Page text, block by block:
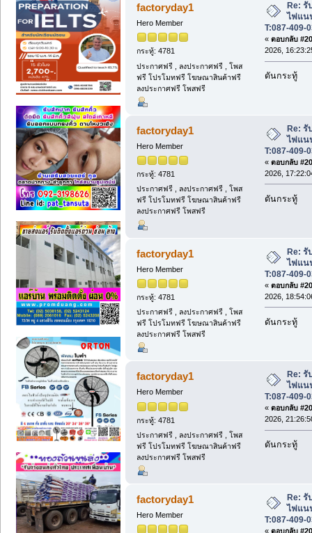
factoryday1
Hero Member
กระทู้: 4781
ประกาศฟรี , ลงประกาศฟรี , โพส
ฟรี โปรโมทฟรี โฆษณาสินค้าฟรี
ลงประกาศฟรี โพสฟรี
Re: รั
ไฟแน
T:087-409-
« ตอบกลับ
2026,
ดันกระทู้
factoryday1
Hero Member
กระทู้: 4781
ประกาศฟรี , ลงประกาศฟรี , โพส
ฟรี โปรโมทฟรี โฆษณาสินค้าฟรี
ลงประกาศฟรี โพสฟรี
Re: รั
ไฟแน
T:087-409-
« ตอบกลับ
2026,
ดันกระทู้
factoryday1
Hero Member
กระทู้: 4781
ประกาศฟรี , ลงประกาศฟรี , โพส
ฟรี โปรโมทฟรี โฆษณาสินค้าฟรี
ลงประกาศฟรี โพสฟรี
Re: รั
ไฟแน
T:087-409-
« ตอบกลับ
2026,
ดันกระทู้
factoryday1
Hero Member
กระทู้: 4781
ประกาศฟรี , ลงประกาศฟรี , โพส
ฟรี โปรโมทฟรี โฆษณาสินค้าฟรี
ลงประกาศฟรี โพสฟรี
Re: รั
ไฟแน
T:087-409-
« ตอบกลับ
2026,
ดันกระทู้
factoryday1
Hero Member
Re: รั
ไฟแน
T:087-409-
« ตอบกลับ